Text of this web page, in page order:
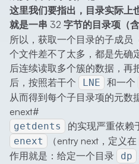
这里我们要指出，目录实际上
就是一串 32 字节的目录项（含
所以，获取一个目录的子成员
个文件差不了太多，都是先确
后连续读取多个簇的数据，再
后，按照若干个
LNE 和一个
从而得到每个子目录项的元数
enext#
getdents 的实现严重依赖
enext （entry next，定义在
作用就是：给定一个目录
dp